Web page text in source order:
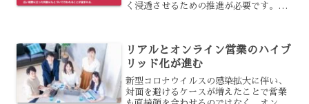
く浸透させるための推進が必要です。現
なっています。
リアルとオンライン営業のハイブ
リッド化が進む
新型コロナウイルスの感染拡大に伴い、
対面を避けるケースが増えたことで営業